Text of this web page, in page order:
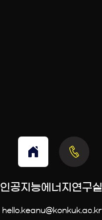
인공지능에너지연구실
hello.keanu@konkuk.ac.kr